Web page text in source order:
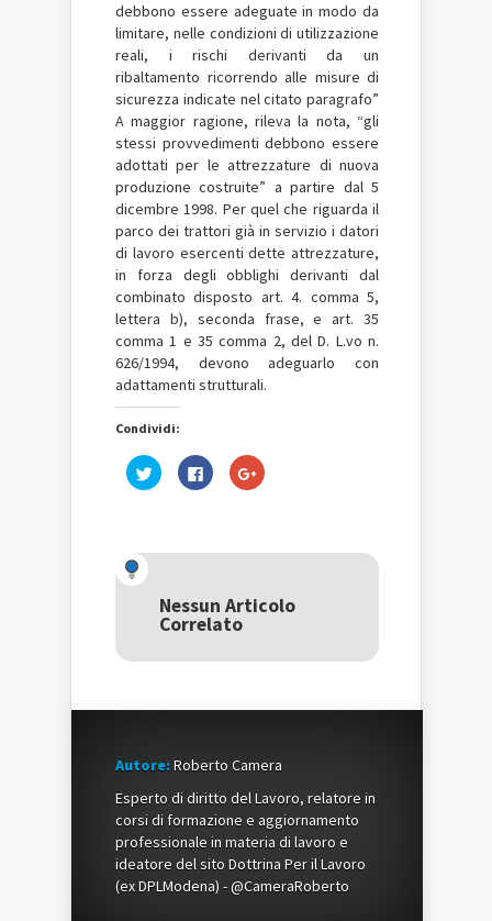
debbono essere adeguate in modo da
limitare, nelle condizioni di utilizzazione
reali, i rischi derivanti da un
ribaltamento ricorrendo alle misure di
sicurezza indicate nel citato paragrafo”
A maggior ragione, rileva la nota, “gli
stessi provvedimenti debbono essere
adottati per le attrezzature di nuova
produzione costruite” a partire dal 5
dicembre 1998. Per quel che riguarda il
parco dei trattori già in servizio i datori
di lavoro esercenti dette attrezzature,
in forza degli obblighi derivanti dal
combinato disposto art. 4. comma 5,
lettera b), seconda frase, e art. 35
comma 1 e 35 comma 2, del D. L.vo n.
626/1994, devono adeguarlo con
adattamenti strutturali.
Condividi:
Fai
clic
una
nuova
finestra)
Fai
clic
nuova
finestra)
Fai
clic
una
nuova
Nessun Articolo
Correlato
Autore:Roberto Camera
Esperto di diritto del Lavoro, relatore in
corsi di formazione e aggiornamento
professionale in materia di lavoro e
ideatore del sito Dottrina Per il Lavoro
(ex DPLModena) - @CameraRoberto